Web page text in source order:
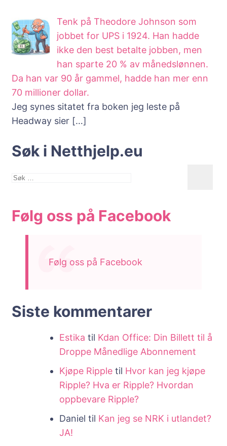
Tenk på Theodore Johnson som
jobbet for UPS i 1924. Han hadde
ikke den best betalte jobben, men
han sparte 20 % av månedslønnen.
Da han var 90 år gammel, hadde han mer enn
70 millioner dollar.
Jeg synes sitatet fra boken jeg leste på
Headway sier […]
Søk i Netthjelp.eu
Søk
Følg oss på Facebook
Følg oss på Facebook
Siste kommentarer
Estika til Kdan Office: Din Billett til å
Droppe Månedlige Abonnement
Kjøpe Ripple til Hvor kan jeg kjøpe
Ripple? Hva er Ripple? Hvordan
oppbevare Ripple?
Daniel til Kan jeg se NRK i utlandet?
JA!